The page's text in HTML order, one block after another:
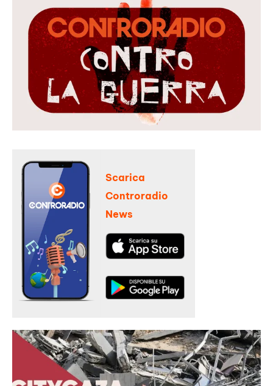
Scarica
Controradio
News